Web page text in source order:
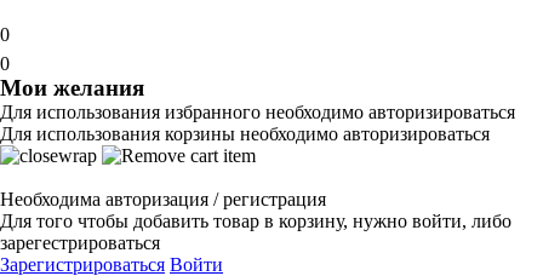
0
0
Мои желания
Для использования избранного необходимо авторизироваться
Для использования корзины необходимо авторизироваться
Необходима авторизация / регистрация
Для того чтобы добавить товар в корзину, нужно войти, либо
зарегестрироваться
Зарегистрироваться Войти